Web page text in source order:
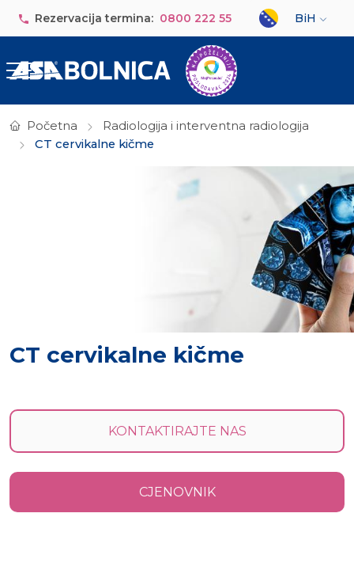
Rezervacija termina: 0800 222 55
Select your
BiH
Početna
Radiologija i interventna radiologija
CT cervikalne kičme
CT cervikalne kičme
KONTAKTIRAJTE NAS
CJENOVNIK